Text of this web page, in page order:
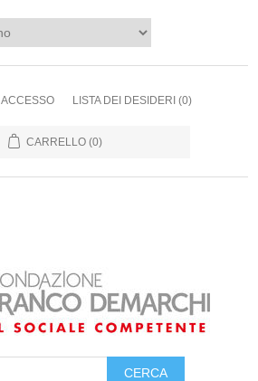
ACCESSO LISTA DEI DESIDERI (0)
CARRELLO (0)
CERCA